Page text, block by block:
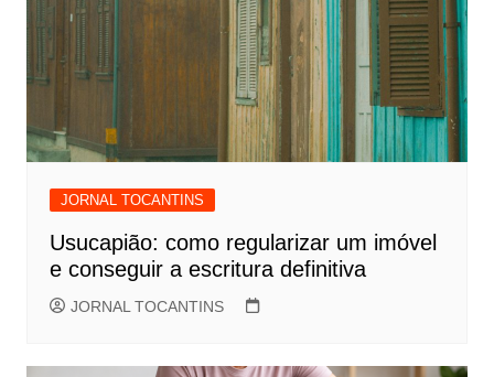
JORNAL TOCANTINS
Usucapião: como regularizar um imóvel
e conseguir a escritura definitiva
JORNAL TOCANTINS